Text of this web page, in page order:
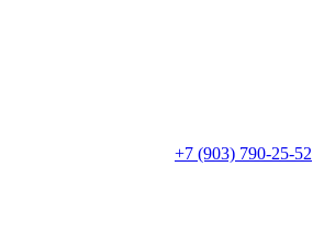
+7 (903) 790-25-52